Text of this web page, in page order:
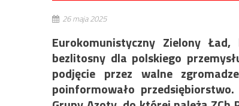
26 maja 2025
Eurokomunistyczny Zielony
bezlitosny dla polskiego
podjęcie przez walne
poinformowało przedsiębiorstwo.